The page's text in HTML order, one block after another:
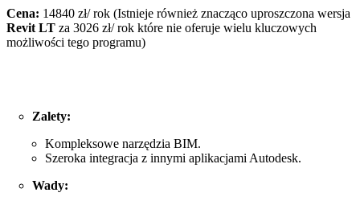
Cena: 14840 zł/ rok (Istnieje również znacząco uproszczona wersja
Revit LT za 3026 zł/ rok które nie oferuje wielu kluczowych
możliwości tego programu)
Zalety:
Kompleksowe narzędzia BIM.
Szeroka integracja z innymi aplikacjami Autodesk.
Wady: